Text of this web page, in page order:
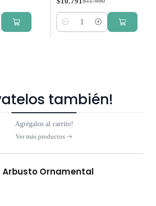
Cantidad
también!
Agrégalos al carrito!
Ver más productos
Arbusto Ornamental